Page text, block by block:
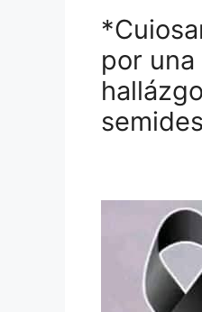
por